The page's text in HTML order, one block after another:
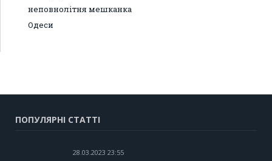
неповнолітня мешканка
Одеси
ПОПУЛЯРНІ СТАТТІ
28.03.2023 23:55